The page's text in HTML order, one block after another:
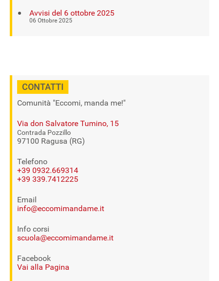
Avvisi del 6 ottobre 2025
06 Ottobre 2025
CONTATTI
Comunità "Eccomi, manda me!"
Via don Salvatore Tumino, 15
Contrada Pozzillo
97100 Ragusa (RG)
Telefono
+39 0932.669314
+39 339.7412225
Email
info@eccomimandame.it
Info corsi
scuola@eccomimandame.it
Facebook
Vai alla Pagina